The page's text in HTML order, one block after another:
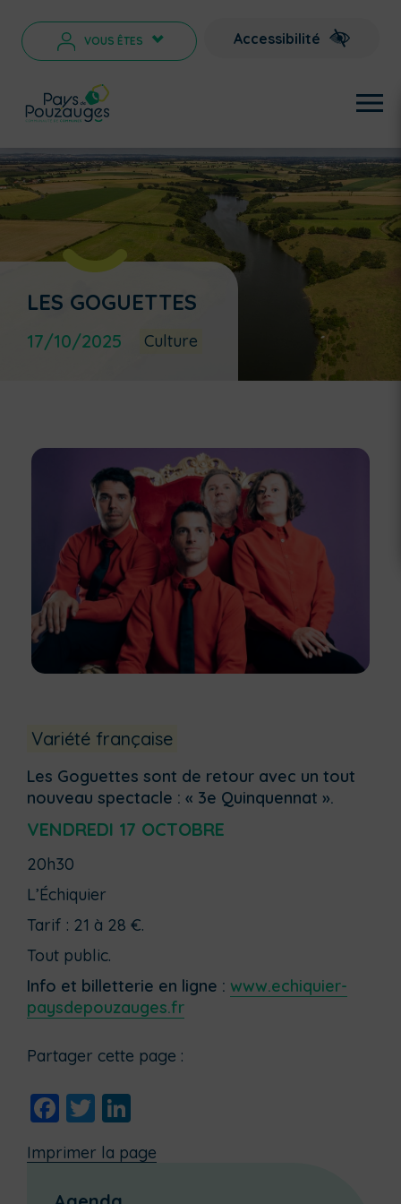
VOUS ÊTES > Accessibilité
LES GOGUETTES
17/10/2025 Culture
Variété française
Les Goguettes sont de retour avec un tout
nouveau spectacle : « 3e Quinquennat ».
VENDREDI 17 OCTOBRE
20h30
L’Échiquier
Tarif : 21 à 28 €.
Tout public.
Info et billetterie en ligne : www.echiquier-
paysdepouzauges.fr
Partager cette page :
Facebook
Twitter
Imprimer la page